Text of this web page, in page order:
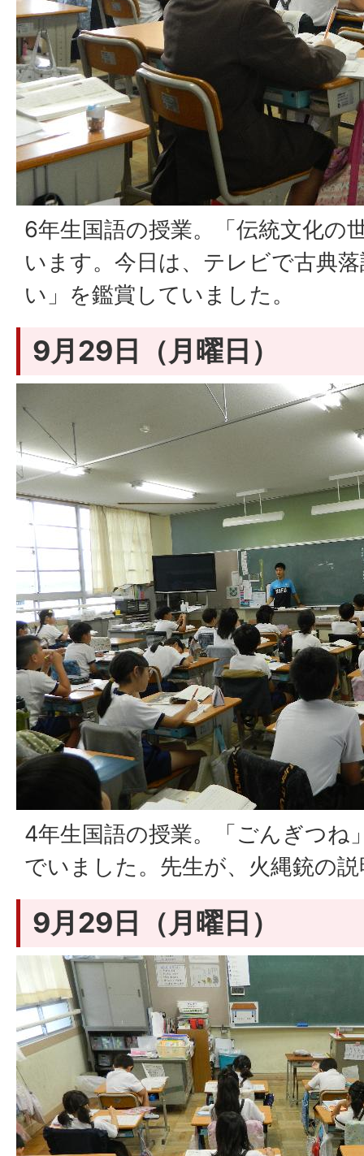
6年生国語の授業。「伝統文化の
います。今日は、テレビで古典
い」を鑑賞していました。
9月29日（月曜日）
4年生国語の授業。「ごんぎつね
でいました。先生が、火縄銃の
9月29日（月曜日）